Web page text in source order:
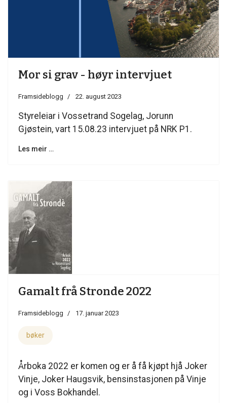
Mor si grav - høyr intervjuet
Framsideblogg 22. august 2023
Styreleiar i Vossetrand Sogelag, Jorunn
Gjøstein, vart 15.08.23 intervjuet på NRK P1.
Les meir …
Gamalt frå Stronde 2022
Framsideblogg 17. januar 2023
bøker
Årboka 2022 er komen og er å få kjøpt hjå Joker
Vinje, Joker Haugsvik, bensinstasjonen på Vinje
og i Voss Bokhandel.